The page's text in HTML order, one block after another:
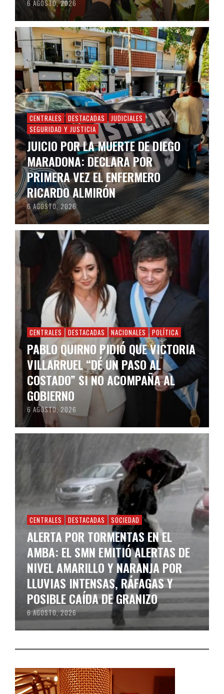
6 AGOSTO, 2026
CENTRALES DESTACADAS
JUDICIALES
SEGURIDAD Y JUSTICIA
JUICIO POR LA MUERTE DE DIEGO
MARADONA: DECLARA POR
PRIMERA VEZ EL ENFERMERO
RICARDO ALMIRÓN
6 AGOSTO, 2026
CENTRALES DESTACADAS NACIONALES POLÍTICA
PABLO QUIRNO PIDIÓ QUE VICTORIA
VILLARRUEL “DÉ UN PASO AL
COSTADO” SI NO ACOMPAÑA AL
GOBIERNO
6 AGOSTO, 2026
CENTRALES DESTACADAS SOCIEDAD
ALERTA POR TORMENTAS EN EL
AMBA: EL SMN EMITIÓ ALERTAS DE
NIVEL AMARILLO Y NARANJA POR
LLUVIAS INTENSAS, RÁFAGAS Y
POSIBLE CAÍDA DE GRANIZO
6 AGOSTO, 2026